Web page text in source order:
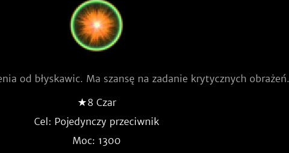
od błyskawic. Ma szansę na zadanie krytycznych obrażeń.
★8 Czar
Cel: Pojedynczy przeciwnik
Moc: 1300